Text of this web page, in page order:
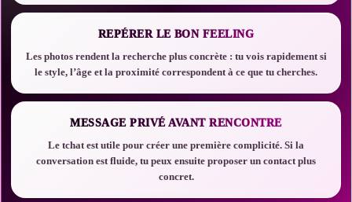
REPÉRER LE BON FEELING
Les photos rendent la recherche plus concrète : tu vois rapidement si
le style, l’âge et la proximité correspondent à ce que tu cherches.
MESSAGE PRIVÉ AVANT RENCONTRE
Le tchat est utile pour créer une première complicité. Si la
conversation est fluide, tu peux ensuite proposer un contact plus
concret.